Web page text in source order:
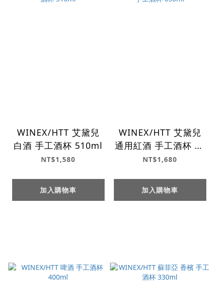
WINEX/HTT 艾黛兒
白酒 手工酒杯 510ml
NT$1,580
加入購物車
WINEX/HTT 艾黛兒
通用紅酒 手工酒杯 65
0ml
NT$1,680
加入購物車